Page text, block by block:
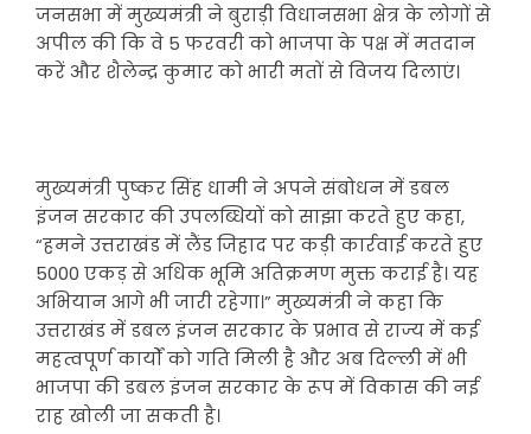
जनसभा में मुख्यमंत्री ने बुराड़ी विधानसभा क्षेत्र के लोगों से
अपील की कि वे 5 फरवरी को भाजपा के पक्ष में मतदान
करें और शैलेन्द्र कुमार को भारी मतों से विजय दिलाएं।
मुख्यमंत्री पुष्कर सिंह धामी ने अपने संबोधन में डबल
इंजन सरकार की उपलब्धियों को साझा करते हुए कहा,
“हमने उत्तराखंड में लैंड जिहाद पर कड़ी कार्रवाई करते हुए
5000 एकड़ से अधिक भूमि अतिक्रमण मुक्त कराई है। यह
अभियान आगे भी जारी रहेगा।” मुख्यमंत्री ने कहा कि
उत्तराखंड में डबल इंजन सरकार के प्रभाव से राज्य में कई
महत्वपूर्ण कार्यों को गति मिली है और अब दिल्ली में भी
भाजपा की डबल इंजन सरकार के रूप में विकास की नई
राह खोली जा सकती है।